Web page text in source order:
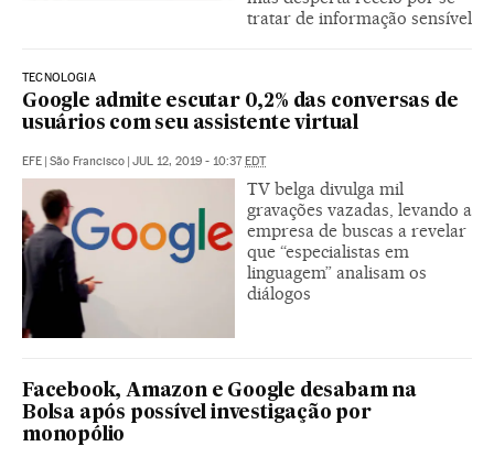
tratar de informação sensível
TECNOLOGIA
Google admite escutar 0,2% das conversas de
usuários com seu assistente virtual
EFE | São Francisco | JUL 12, 2019 - 10:37EDT
TV belga divulga mil
gravações vazadas, levando a
empresa de buscas a revelar
que “especialistas em
linguagem” analisam os
diálogos
Facebook, Amazon e Google desabam na
Bolsa após possível investigação por
monopólio